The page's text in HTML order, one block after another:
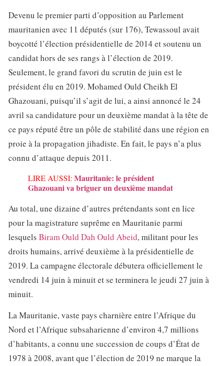
Devenu le premier parti d’opposition au Parlement
mauritanien avec 11 députés (sur 176), Tewassoul avait
boycotté l’élection présidentielle de 2014 et soutenu un
candidat hors de ses rangs à l’élection de 2019.
Seulement, le grand favori du scrutin de juin est le
président élu en 2019. Mohamed Ould Cheikh El
Ghazouani, puisqu’il s’agit de lui, a ainsi annoncé le 24
avril sa candidature pour un deuxième mandat à la tête de
ce pays réputé être un pôle de stabilité dans une région en
proie à la propagation jihadiste. En fait, le pays n’a plus
connu d’attaque depuis 2011.
LIRE AUSSI: Mauritanie: le président
Ghazouani va briguer un deuxième mandat
Au total, une dizaine d’autres prétendants sont en lice
pour la magistrature suprême en Mauritanie parmi
lesquels Biram Ould Dah Ould Abeid, militant pour les
droits humains, arrivé deuxième à la présidentielle de
2019. La campagne électorale débutera officiellement le
vendredi 14 juin à minuit et se terminera le jeudi 27 juin à
minuit.
La Mauritanie, vaste pays charnière entre l’Afrique du
Nord et l’Afrique subsaharienne d’environ 4,7 millions
d’habitants, a connu une succession de coups d’État de
1978 à 2008, avant que l’élection de 2019 ne marque la